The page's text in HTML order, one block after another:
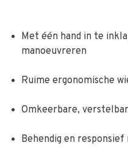
Met één hand in te
manoeuvreren
Ruime ergonomische
Omkeerbare,
Behendig en